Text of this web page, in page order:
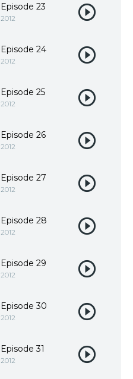
Episode 23
2012
Episode 24
2012
Episode 25
2012
Episode 26
2012
Episode 27
2012
Episode 28
2012
Episode 29
2012
Episode 30
2012
Episode 31
2012